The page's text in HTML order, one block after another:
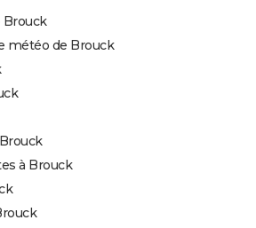
Brouck
météo de Brouck
à Brouck